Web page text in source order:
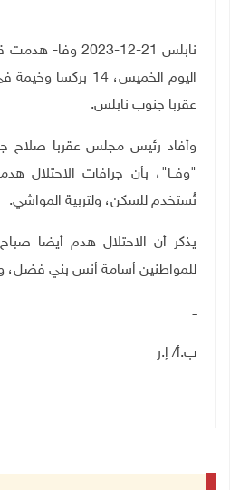
نابلس 21-12-2023
اليوم الخميس، 14
عقربا جنوب نابلس.
وأفاد رئيس مجلس عقربا صلاح
تُستخدم للسكن، ولتربية المواشي.
يذكر أن الاحتلال هدم أيضا
للمواطنين أسامة أنس بني
ــ
ب.أ/ إ.ر